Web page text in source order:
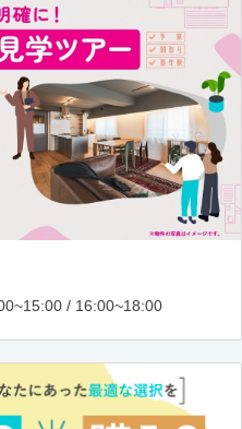
/ 16:00~18:00